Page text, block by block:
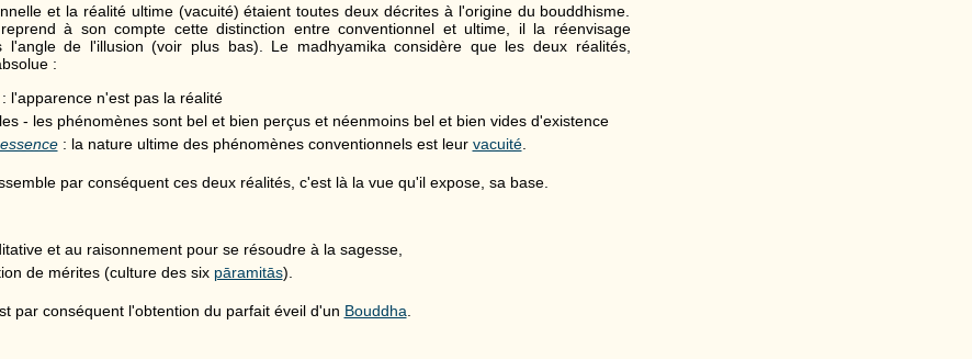
et la réalité ultime (vacuité) étaient toutes deux décrites à l'origine du bouddhisme.
à son compte cette distinction entre conventionnel et ultime, il la réenvisage
l'angle de l'illusion (voir plus bas). Le madhyamika considère que les deux réalités,
:
l'apparence n'est pas la réalité
- les phénomènes sont bel et bien perçus et néenmoins bel et bien vides d'existence
essence: la nature ultime des phénomènes conventionnels est leur vacuité.
par conséquent ces deux réalités, c'est là la vue qu'il expose, sa base.
et au raisonnement pour se résoudre à la sagesse,
de mérites (culture des six pāramitās).
par conséquent l'obtention du parfait éveil d'un Bouddha.